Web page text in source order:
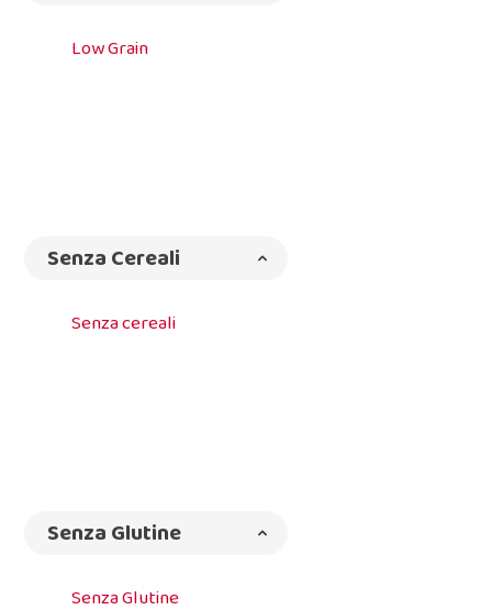
Low Grain
Senza Cereali
Senza cereali
Senza Glutine
Senza Glutine